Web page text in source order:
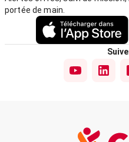
portée de main.